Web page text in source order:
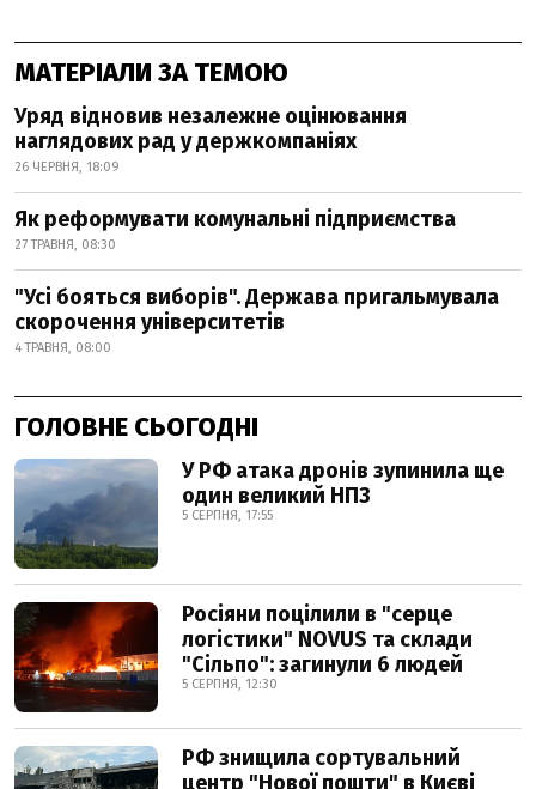
МАТЕРІАЛИ ЗА ТЕМОЮ
Уряд відновив незалежне оцінювання
наглядових рад у держкомпаніях
26 ЧЕРВНЯ, 18:09
Як реформувати комунальні підприємства
27 ТРАВНЯ, 08:30
"Усі бояться виборів". Держава пригальмувала
скорочення університетів
4 ТРАВНЯ, 08:00
ГОЛОВНЕ СЬОГОДНІ
У РФ атака дронів зупинила ще
один великий НПЗ
5 СЕРПНЯ, 17:55
Росіяни поцілили в "серце
логістики" NOVUS та склади
"Сільпо": загинули 6 людей
5 СЕРПНЯ, 12:30
РФ знищила сортувальний
центр "Нової пошти" в Києві